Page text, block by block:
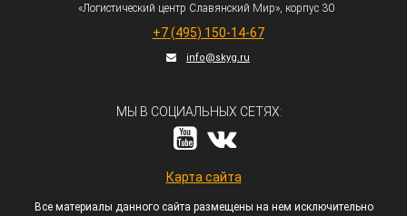
«Логистический центр Славянский Мир», корпус 30
+7 (495) 150-14-67
info@skyg.ru
МЫ В СОЦИАЛЬНЫХ СЕТЯХ:
Карта сайта
Все материалы данного сайта размещены на нем исключительно